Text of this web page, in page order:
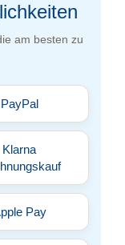
am besten zu
PayPal
Klarna
Pay